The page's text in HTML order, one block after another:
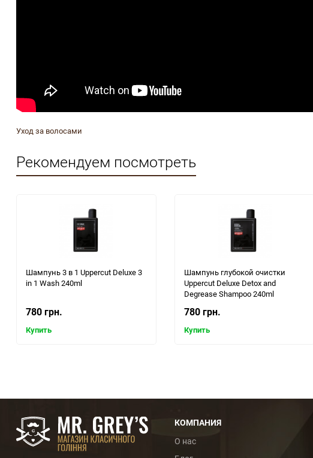
Уход за волосами
Рекомендуем посмотреть
Шампунь 3 в 1 Uppercut Deluxe 3
in 1 Wash 240ml
780 грн.
Купить
Шампунь глубокой очистки
Uppercut Deluxe Detox and
Degrease Shampoo 240ml
780 грн.
Купить
КОМПАНИЯ
О нас